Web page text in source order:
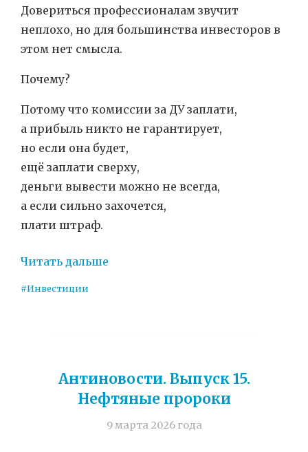
Довериться профессионалам звучит
неплохо, но для большинства инвесторов в
этом нет смысла.
Почему?
Потому что комиссии за ДУ заплати,
а прибыль никто не гарантирует,
но если она будет,
ещё заплати сверху,
деньги вывести можно не всегда,
а если сильно захочется,
плати штраф.
Читать дальше
#Инвестиции
Антиновости. Выпуск 15.
Нефтяные пророки
9 марта 2026 года